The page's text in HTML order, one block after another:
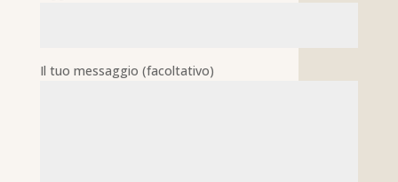
Il tuo messaggio (facoltativo)